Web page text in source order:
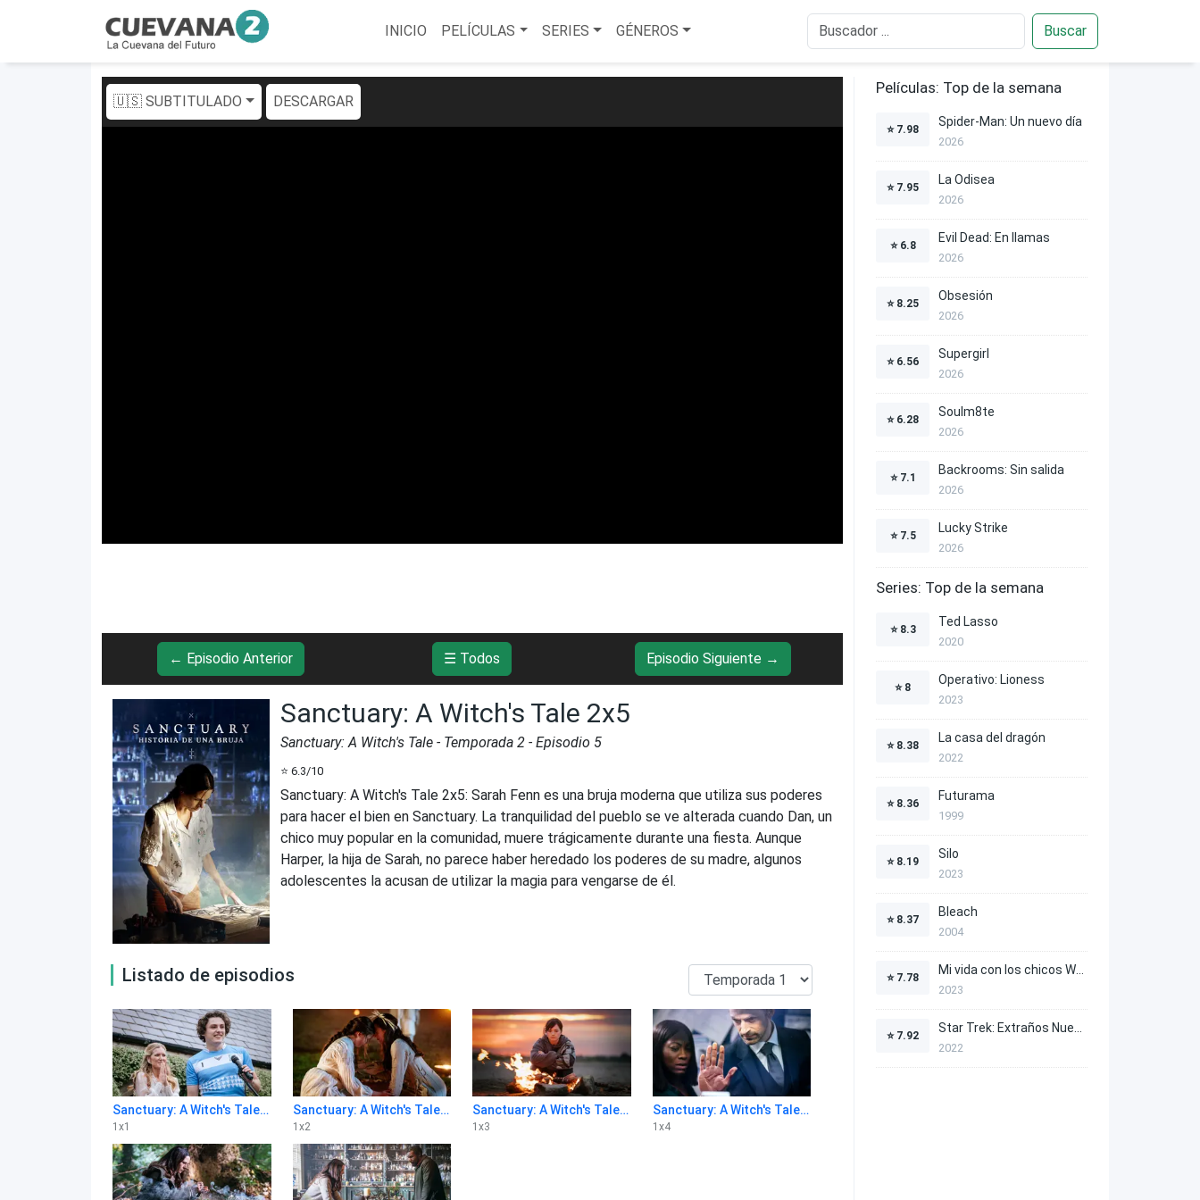
INICIO PELÍCULAS SERIES GÉNEROS Buscar
🇺🇸 SUBTITULADO DESCARGAR
← Episodio Anterior ☰ Todos Episodio Siguiente →
Sanctuary: A Witch's Tale 2x5
Sanctuary: A Witch's Tale - Temporada 2 - Episodio 5
⭐ 6.3/10
Sanctuary: A Witch's Tale 2x5: Sarah Fenn es una bruja moderna que utiliza sus poderes
para hacer el bien en Sanctuary. La tranquilidad del pueblo se ve alterada cuando Dan, un
chico muy popular en la comunidad, muere trágicamente durante una fiesta. Aunque
Harper, la hija de Sarah, no parece haber heredado los poderes de su madre, algunos
adolescentes la acusan de utilizar la magia para vengarse de él.
Listado de episodios
Sanctuary: A Witch's Tale 1x1
1 x1
Sanctuary: A Witch's Tale 1x2
1 x2
Sanctuary: A Witch's Tale 1x3
1 x3
Sanctuary: A Witch's Tale 1x4
1 x4
Películas: Top de la semana
⭐ 7.98
Spider-Man: Un nuevo día
2026
⭐ 7.95
La Odisea
2026
⭐ 6.8
Evil Dead: En llamas
2026
⭐ 8.25
Obsesión
2026
⭐ 6.56
Supergirl
2026
⭐ 6.28
Soulm8te
2026
⭐ 7.1
Backrooms: Sin salida
2026
⭐ 7.5
Lucky Strike
2026
Series: Top de la semana
⭐ 8.3
Ted Lasso
2020
⭐ 8
Operativo: Lioness
2023
⭐ 8.38
La casa del dragón
2022
⭐ 8.36
Futurama
1999
⭐ 8.19
Silo
2023
⭐ 8.37
Bleach
2004
⭐ 7.78
2023
⭐ 7.92
2022